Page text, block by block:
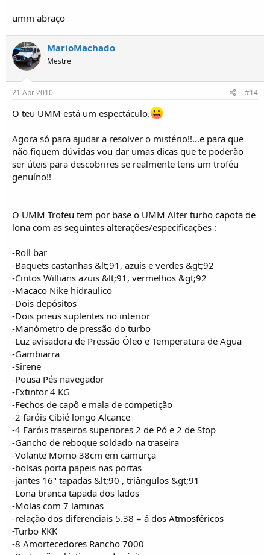
umm abraço
MarioMachado
Mestre
21 Abr 2010 #14
O teu UMM está um espectáculo.
Agora só para ajudar a resolver o mistério!!...e para que
não fiquem dúvidas vou dar umas dicas que te poderão
ser úteis para descobrires se realmente tens um troféu
genuíno!!
O UMM Trofeu tem por base o UMM Alter turbo capota de
lona com as seguintes alterações/especificações :
-Roll bar
-Baquets castanhas &lt;91, azuis e verdes &gt;92
-Cintos Willians azuis &lt;91, vermelhos &gt;92
-Macaco Nike hidraulico
-Dois depósitos
-Dois pneus suplentes no interior
-Manómetro de pressão do turbo
-Luz avisadora de Pressão Óleo e Temperatura de Agua
-Gambiarra
-Sirene
-Pousa Pés navegador
-Extintor 4 KG
-Fechos de capô e mala de competição
-2 faróis Cibié longo Alcance
-4 Faróis traseiros superiores 2 de Pó e 2 de Stop
-Gancho de reboque soldado na traseira
-Volante Momo 38cm em camurça
-bolsas porta papeis nas portas
-jantes 16" tapadas &lt;90 , triângulos &gt;91
-Lona branca tapada dos lados
-Molas com 7 laminas
-relação dos diferenciais 5.38 = á dos Atmosféricos
-Turbo KKK
-8 Amortecedores Rancho 7000